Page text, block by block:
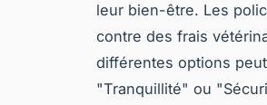
leur bien-être. Les
contre des frais
différentes options
"Tranquillité" ou